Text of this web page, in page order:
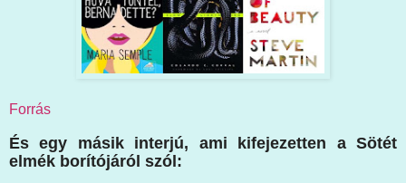
Forrás
És egy másik interjú, ami kifejezetten a Sötét
elmék borítójáról szól: